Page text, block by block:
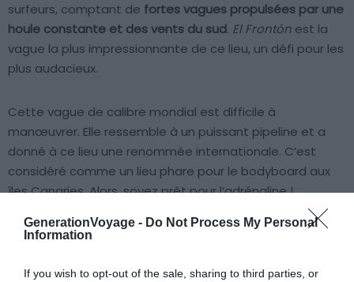
GenerationVoyage - Do Not Process My Personal
Information
If you wish to opt-out of the sale, sharing to third parties, or
surfeurs, comptant de fortes vagues propulsées par une
houle constante et des vents du sud. El Frontón est la
vague la plus impressionnante de ce lieu, un défi pour les
plus audacieux.
Cette vague de calibre mondial est difficile à
manœuvrer. Elle ressemble à un puissant pipeline et a
donné à ce lieu une renommée internationale. C’est
considéré comme un lieu phare pour le bodyboard aux
îles Canaries. Alors, soyez prêt pour l’adrénaline !
Cependant, l’été est généralement une période plus
tranquille pour le surf. Il vaut donc mieux y aller durant les
de surf dans ce paradis canarien.